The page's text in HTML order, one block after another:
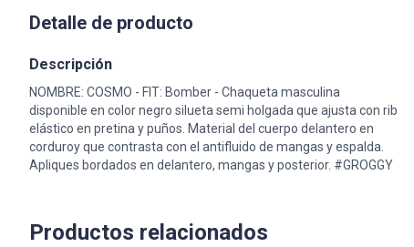
Detalle de producto
Descripción
NOMBRE: COSMO - FIT: Bomber - Chaqueta masculina
disponible en color negro silueta semi holgada que ajusta con rib
elástico en pretina y puños. Material del cuerpo delantero en
corduroy que contrasta con el antifluido de mangas y espalda.
Apliques bordados en delantero, mangas y posterior. #GROGGY
Productos relacionados